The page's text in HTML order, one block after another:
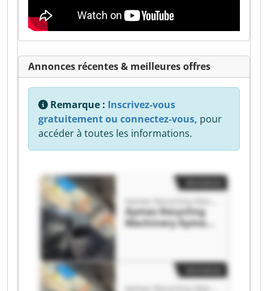
Annonces récentes & meilleures offres
Remarque : Inscrivez-vous
gratuitement ou connectez-vous, pour
accéder à toutes les informations.
Aymas Recycling
Machinery Aymas